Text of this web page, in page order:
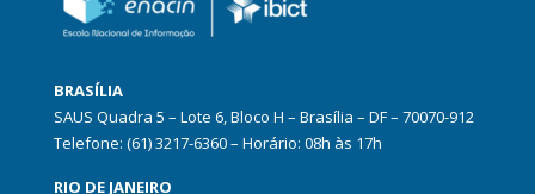
BRASÍLIA
SAUS Quadra 5 – Lote 6, Bloco H – Brasília – DF – 70070-912
Telefone: (61) 3217-6360 – Horário: 08h às 17h
RIO DE JANEIRO